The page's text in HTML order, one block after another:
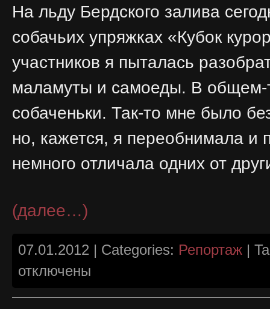
На льду Бердского залива
собачьих упряжках «Кубок
участников я пыталась
маламуты и самоеды. В общем-
собаченьки. Так-то мне было
но, кажется, я переобнимала и
немного отличала одних от
(далее…)
07.01.2012 | Categories: Репортаж |
отключены